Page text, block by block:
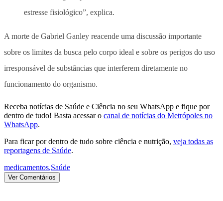
estresse fisiológico”, explica.
A morte de Gabriel Ganley reacende uma discussão importante
sobre os limites da busca pelo corpo ideal e sobre os perigos do uso
irresponsável de substâncias que interferem diretamente no
funcionamento do organismo.
Receba notícias de Saúde e Ciência no seu WhatsApp e fique por
dentro de tudo! Basta acessar o canal de notícias do Metrópoles no
WhatsApp.
Para ficar por dentro de tudo sobre ciência e nutrição, veja todas as
reportagens de Saúde.
medicamentos,Saúde
Ver Comentários